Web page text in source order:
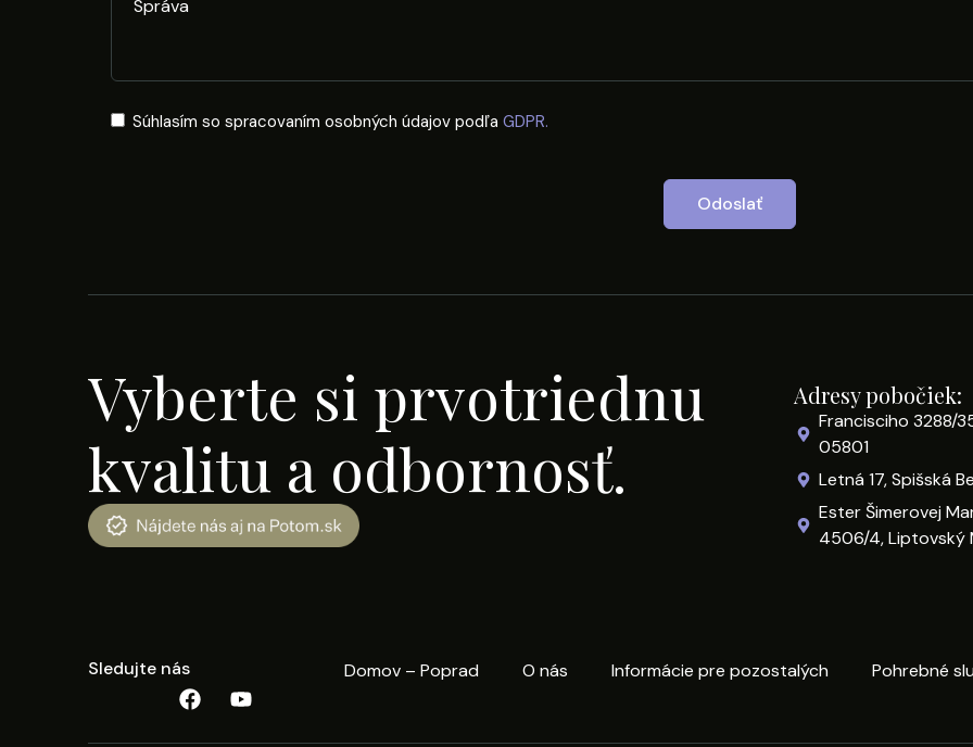
Súhlasím so spracovaním osobných údajov podľa GDPR.
Odoslať
Vyberte si prvotriednu
kvalitu a odbornosť.
Adresy pobočiek:
Francisciho 3288/
05801
Letná 17, Spišská
Ester Šimerovej
4506/4, Liptovský
Sledujte nás Domov – Poprad O nás Informácie pre pozostalých Pohrebné